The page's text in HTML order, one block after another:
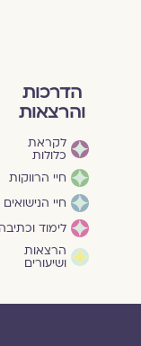
הדרכות
והרצאות
לקראת
כלולות
חיי הרווקות
חיי הנישואים
לימוד וכתיבה
הרצאות
ושיעורים